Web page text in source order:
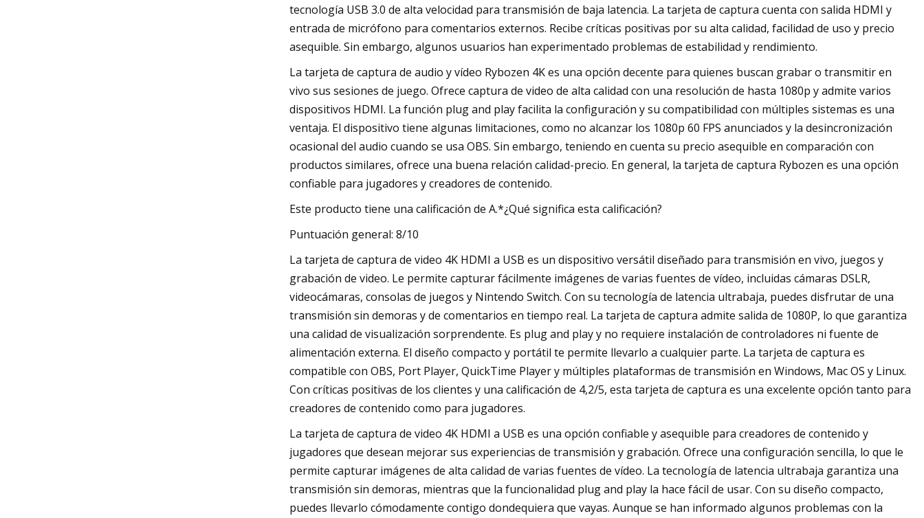
tecnología USB 3.0 de alta velocidad para transmisión de baja latencia. La tarjeta de captura cuenta con salida HDMI y
entrada de micrófono para comentarios externos. Recibe críticas positivas por su alta calidad, facilidad de uso y precio
asequible. Sin embargo, algunos usuarios han experimentado problemas de estabilidad y rendimiento.
La tarjeta de captura de audio y vídeo Rybozen 4K es una opción decente para quienes buscan grabar o transmitir en
vivo sus sesiones de juego. Ofrece captura de video de alta calidad con una resolución de hasta 1080p y admite varios
dispositivos HDMI. La función plug and play facilita la configuración y su compatibilidad con múltiples sistemas es una
ventaja. El dispositivo tiene algunas limitaciones, como no alcanzar los 1080p 60 FPS anunciados y la desincronización
ocasional del audio cuando se usa OBS. Sin embargo, teniendo en cuenta su precio asequible en comparación con
productos similares, ofrece una buena relación calidad-precio. En general, la tarjeta de captura Rybozen es una opción
confiable para jugadores y creadores de contenido.
Este producto tiene una calificación de A.*¿Qué significa esta calificación?
Puntuación general: 8/10
La tarjeta de captura de video 4K HDMI a USB es un dispositivo versátil diseñado para transmisión en vivo, juegos y
grabación de video. Le permite capturar fácilmente imágenes de varias fuentes de vídeo, incluidas cámaras DSLR,
videocámaras, consolas de juegos y Nintendo Switch. Con su tecnología de latencia ultrabaja, puedes disfrutar de una
transmisión sin demoras y de comentarios en tiempo real. La tarjeta de captura admite salida de 1080P, lo que garantiza
una calidad de visualización sorprendente. Es plug and play y no requiere instalación de controladores ni fuente de
alimentación externa. El diseño compacto y portátil te permite llevarlo a cualquier parte. La tarjeta de captura es
compatible con OBS, Port Player, QuickTime Player y múltiples plataformas de transmisión en Windows, Mac OS y Linux.
Con críticas positivas de los clientes y una calificación de 4,2/5, esta tarjeta de captura es una excelente opción tanto para
creadores de contenido como para jugadores.
La tarjeta de captura de video 4K HDMI a USB es una opción confiable y asequible para creadores de contenido y
jugadores que desean mejorar sus experiencias de transmisión y grabación. Ofrece una configuración sencilla, lo que le
permite capturar imágenes de alta calidad de varias fuentes de vídeo. La tecnología de latencia ultrabaja garantiza una
transmisión sin demoras, mientras que la funcionalidad plug and play la hace fácil de usar. Con su diseño compacto,
puedes llevarlo cómodamente contigo dondequiera que vayas. Aunque se han informado algunos problemas con la